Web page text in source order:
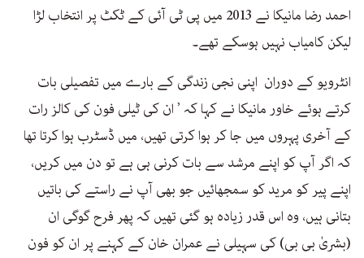
احمد رضا مانیکا نے 2013 میں پی ٹی آئی کے ٹکٹ پر انتخاب لڑا
لیکن کامیاب نہیں ہوسکے تھے۔
انٹرویو کے دوران اپنی نجی زندگی کے بارے میں تفصیلی بات
کرتے ہوئے خاور مانیکا نے کہا کہ ’ ان کی ٹیلی فون کی کالز رات
کے آخری پہروں میں جا کر ہوا کرتی تھیں، میں ڈسٹرب ہوا کرتا تھا
کہ اگر آپ کو اپنے مرشد سے بات کرنی ہی ہے تو دن میں کریں،
اپنے پیر کو مرید کو سمجھائیں جو بھی آپ نے راستے کی باتیں
بتانی ہیں، وہ اس قدر زیادہ ہو گئی تھیں کہ پھر فرح گوگی ان
(بشریٰ بی بی) کی سہیلی نے عمران خان کے کہنے پر ان کو فون